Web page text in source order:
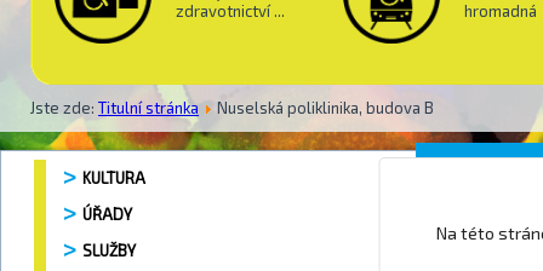
zdravotnictví ...
hromadná
Jste zde: Titulní stránka Nuselská poliklinika, budova B
KULTURA
ÚŘADY
SLUŽBY
Na této